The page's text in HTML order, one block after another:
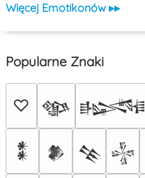
Więcej Emotikonów ▸▸
Popularne Znaki
♡ 𒀲 𒈙
𒀮 𒆎 𒆚 𒈔